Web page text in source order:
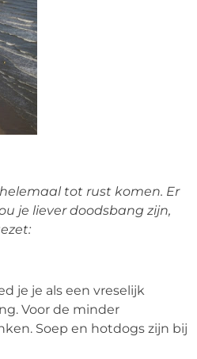
tot rust komen. Er
je liever doodsbang zijn,
je je als een vreselijk
Voor de minder
Soep en hotdogs zijn bij